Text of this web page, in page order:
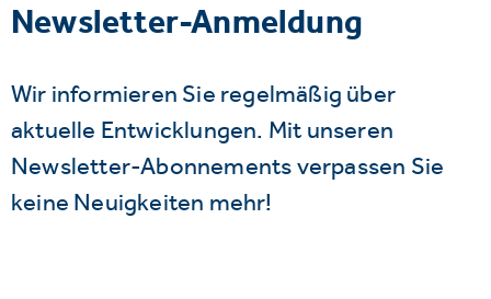
Newsletter-Anmeldung
Wir informieren Sie regelmäßig über
aktuelle Entwicklungen. Mit unseren
Newsletter-Abonnements verpassen Sie
keine Neuigkeiten mehr!